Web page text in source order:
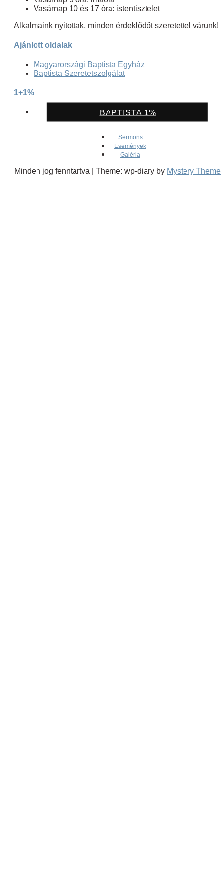
Vasárnap 10 és 17 óra: istentisztelet
Alkalmaink nyitottak, minden érdeklődőt szeretettel várunk!
Ajánlott oldalak
Magyarországi Baptista Egyház
Baptista Szeretetszolgálat
1+1%
BAPTISTA 1%
Sermons
Események
Galéria
Minden jog fenntartva Theme: wp-diary by Mystery